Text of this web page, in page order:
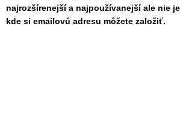
najrozšírenejší a najpoužívanejší ale nie
kde si emailovú adresu môžete založiť.